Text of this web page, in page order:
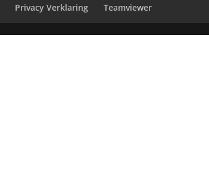
Privacy Verklaring Teamviewer